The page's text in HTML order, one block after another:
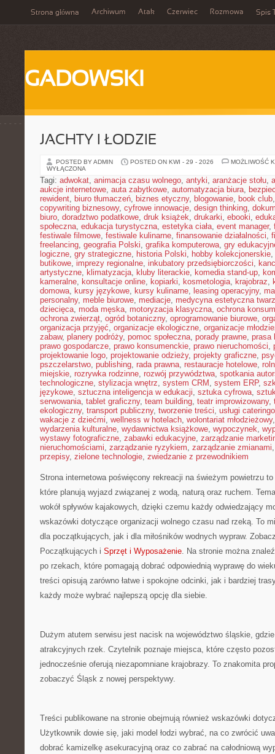
Strona główna Archiwum Atak Czerwiec Rozmowa Spis
GADOWSKI
JACHTY I ŁODZIE
POSTED BY ADMIN POSTED ON KWI - 29 - 2026
MOŻLIWOŚĆ
WYŁĄCZONA
Tagi: adwokat, animacja czasu wolnego, antyki, aranżacje stołu,
aukcje internetowe, auta zabytkowe, automatyzacja biura,
rewident, biuro tłumaczeń, biznes etyczny, blogowanie, book club
copywriting biznesowy, cyfrowe innowacje, design thinking,
biuro, doradztwo podatkowe, druk książek, drukarki, ebooki,
społeczna, edukacja turystyczna, estetyka ciała, event manager,
festiwale filmowe, festiwale kulinarne, finansowanie działalności,
freelancing, geografia Polski, grafika komputerowa, gry
logiczne, gry strategiczne, historia Polski, hobby kolekcjonerskie,
butikowe, imprezy regionalne, inkubatory przedsiębiorczości,
artystyczne, klimatyzacja, kluby literackie, komedia stand-up,
kameralne, konsultacje online, kopiarki, kosmetologia, krajobraz,
domowa, kursy językowe, kursy kulinarne, leasing operacyjny,
personalny, meble biurowe, mediacje, medycyna estetyczna
dziecięca, moda męska, motoryzacja klasyczna, ochrona
ochrona zwierząt, ogród botaniczny, oprogramowanie biurowe,
organizacja przyjęć, organizacje ekologiczne, organizacje
zabaw, planery podróży, pomoc społeczna, porady prawne, prasa
prawo gospodarcze, prawo konsumenckie, prawo nieruchomości,
projektowanie logo, projektowanie odzieży, projekty graficzne,
pszczelarstwo, publishing, rada prawna, restauracje hotelowe,
miejskie, rozrywka rodzinne, rozwój przywództwa, spotkania
technologiczne, stylizacja wnętrz, system CRM , system ERP,
językowe, sztuczna inteligencja w edukacji, sztuka cyfrowa,
serwowania, tablet graficzny, team building, teatr improwizowany,
ekologiczny, transport publiczny, tworzenie treści, usługi
wakacje z dziećmi, wellness w hotelach, wolontariat młodzieżowy
wydarzenia kulturalne, wydawnictwa książkowe, wypoczynek,
wystawy fotograficzne, zabawki edukacyjne, zarządzanie
nieruchomościami, zarządzanie ryzykiem, zarządzanie zmianami
przepisy, zielone technologie, zwiedzanie z przewodnikiem
Strona internetowa poświęcony rekreacji na świeżym powietrzu
które planują wyjazd związanej z wodą, naturą oraz ruchem.
wokół spływów kajakowych, dzięki czemu każdy odwiedzający
wskazówki dotyczące organizacji wolnego czasu nad rzeką. To
dla początkujących, jak i dla miłośników wodnych wypraw.
Początkujących i Sprzęt i Wyposażenie. Na stronie można
po rzekach, które pomagają dobrać odpowiednią wyprawę do
treści opisują zarówno łatwe i spokojne odcinki, jak i bardziej
każdy może wybrać najlepszą opcję dla siebie.
Dużym atutem serwisu jest nacisk na województwo śląskie,
atrakcyjnych rzek. Czytelnik poznaje miejsca, które często
jednocześnie oferują niezapomniane krajobrazy. To znakomita
zobaczyć Śląsk z nowej perspektywy.
Treści publikowane na stronie obejmują również wskazówki
Użytkownik dowie się, jaki model łodzi wybrać, na co zwrócić
dobrać kamizelkę asekuracyjną oraz co zabrać na całodniową